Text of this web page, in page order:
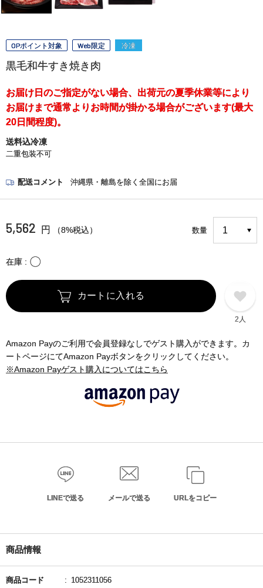
OPポイント対象 Web限定 冷凍
黒毛和牛すき焼き肉
お届け日のご指定がない場合、出荷元の夏季休業等により
お届けまで通常よりお時間が掛かる場合がございます(最大
20日間程度)。
送料込冷凍
二重包装不可
配送コメント 沖縄県・離島を除く全国にお届
5,562 円 （8%税込） 数量
在庫 〇
カートに入れる
2人
Amazon Payのご利用で会員登録なしでゲスト購入ができます。カ
ートページにてAmazon Payボタンをクリックしてください。
※Amazon Payゲスト購入についてはこちら
LINEで送る メールで送る URLをコピー
商品情報
商品コード 1052311056